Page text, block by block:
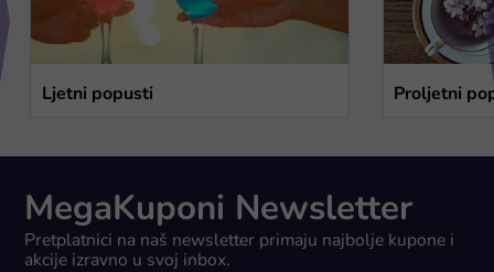
Ljetni popusti Proljetni
MegaKuponi Newsletter
Pretplatnici na naš newsletter primaju najbolje kupone i
akcije izravno u svoj inbox.